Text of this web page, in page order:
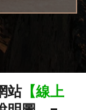
站【線上